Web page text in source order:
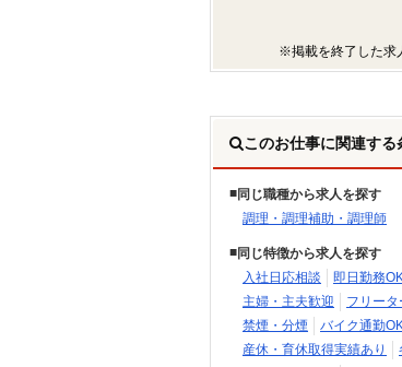
※掲載を終了した求
このお仕事に関連する
同じ職種から求人を探す
調理・調理補助・調理師
同じ特徴から求人を探す
入社日応相談
即日勤務
主婦・主夫歓迎
フリータ
禁煙・分煙
バイク通勤
産休・育休取得実績あり